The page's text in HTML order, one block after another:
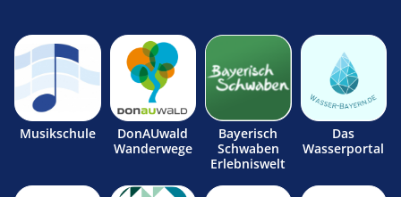
Musikschule
DonAUwald
Wanderwege
Bayerisch
Schwaben
Erlebniswelt
Das
Wasserportal